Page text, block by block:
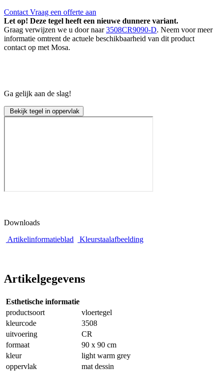
Contact Vraag een offerte aan
Let op! Deze tegel heeft een nieuwe dunnere variant.
Graag verwijzen we u door naar3508CR9090-D. Neem voor meer
informatie omtrent de actuele beschikbaarheid van dit product
contact op met Mosa.
Ga gelijk aan de slag!
Bekijk tegel in oppervlak
Downloads
Artikelinformatieblad
Kleurstaalafbeelding
Artikelgegevens
Esthetische informatie
productsoort
vloertegel
kleurcode
3508
uitvoering
CR
formaat
90 x 90 cm
kleur
light warm grey
oppervlak
mat dessin